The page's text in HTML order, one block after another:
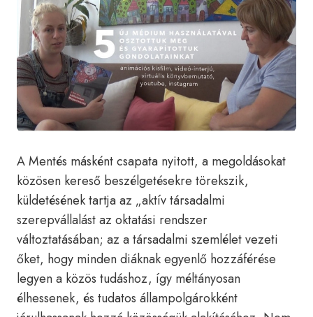
A Mentés másként csapata nyitott, a megoldásokat
közösen kereső beszélgetésekre törekszik,
küldetésének tartja az „aktív társadalmi
szerepvállalást az oktatási rendszer
változtatásában; az a társadalmi szemlélet vezeti
őket, hogy minden diáknak egyenlő hozzáférése
legyen a közös tudáshoz, így méltányosan
élhessenek, és tudatos állampolgárokként